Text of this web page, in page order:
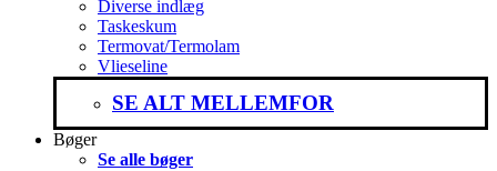
Diverse indlæg
Taskeskum
Termovat/Termolam
Vlieseline
SE ALT MELLEMFOR
Bøger
Se alle bøger